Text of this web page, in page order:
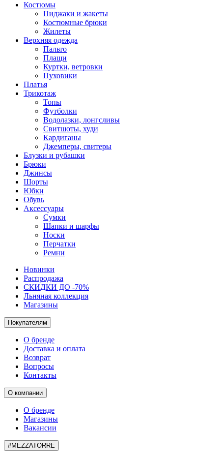
Костюмы
Пиджаки и жакеты
Костюмные брюки
Жилеты
Верхняя одежда
Пальто
Плащи
Куртки, ветровки
Пуховики
Платья
Трикотаж
Топы
Футболки
Водолазки, лонгсливы
Свитшоты, худи
Кардиганы
Джемперы, свитеры
Блузки и рубашки
Брюки
Джинсы
Шорты
Юбки
Обувь
Аксессуары
Сумки
Шапки и шарфы
Носки
Перчатки
Ремни
Новинки
Распродажа
СКИДКИ ДО -70%
Льняная коллекция
Магазины
Покупателям
О бренде
Доставка и оплата
Возврат
Вопросы
Контакты
О компании
О бренде
Магазины
Вакансии
#MEZZATORRE